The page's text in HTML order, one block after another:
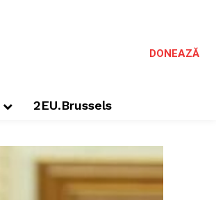
DONEAZĂ
2EU.Brussels